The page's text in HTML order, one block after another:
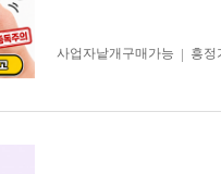
사업자 낱개구매가능 흥정